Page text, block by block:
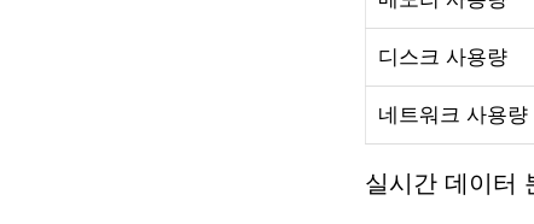
디스크 사용량
네트워크 사용량
실시간 데이터